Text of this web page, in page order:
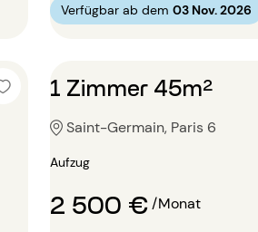
Verfügbar ab dem 03 Nov. 2026
1 Zimmer 45m²
Saint-Germain, Paris 6
Aufzug
2 500 €/Monat